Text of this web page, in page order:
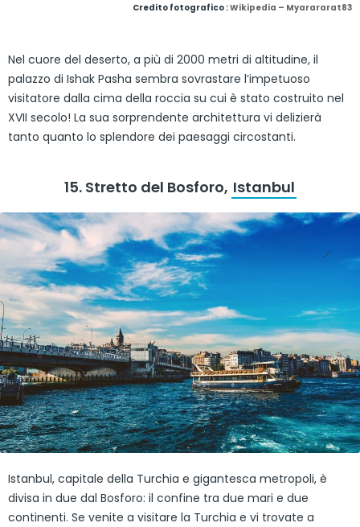
Credito fotografico :Wikipedia – Myarararat83
Nel cuore del deserto, a più di 2000 metri di altitudine, il
palazzo di Ishak Pasha sembra sovrastare l’impetuoso
visitatore dalla cima della roccia su cui è stato costruito nel
XVII secolo! La sua sorprendente architettura vi delizierà
tanto quanto lo splendore dei paesaggi circostanti.
15. Stretto del Bosforo, Istanbul
Istanbul, capitale della Turchia e gigantesca metropoli, è
divisa in due dal Bosforo: il confine tra due mari e due
continenti. Se venite a visitare la Turchia e vi trovate a